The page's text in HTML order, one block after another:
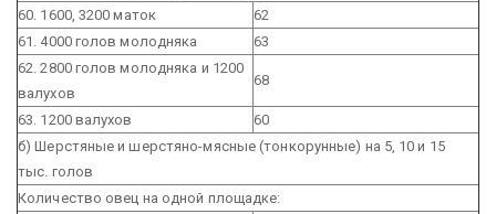
60. 1600, 3200 маток
62
61. 4000 голов молодняка
63
62. 2800 голов молодняка и 1200
валухов
68
63. 1200 валухов
60
б) Шерстяные и шерстяно-мясные (тонкорунные) на 5, 10 и 15
тыс. голов
Количество овец на одной площадке: